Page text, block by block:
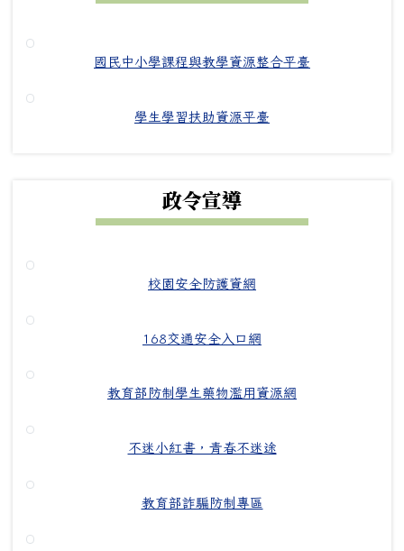
國民中小學課程與教學資源整合平臺
學生學習扶助資源平臺
政令宣導
校園安全防護資網
168交通安全入口網
教育部防制學生藥物濫用資源網
不迷小紅書，青春不迷途
教育部詐騙防制專區